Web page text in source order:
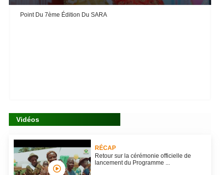
Point Du 7ème Édition Du SARA
Vidéos
RÉCAP
Retour sur la cérémonie officielle de
lancement du Programme ...